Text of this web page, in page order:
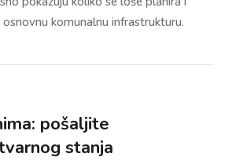
komunalnu infrastrukturu.
pošaljite
stanja